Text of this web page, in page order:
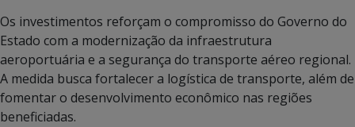
Os investimentos reforçam o compromisso do Governo do
Estado com a modernização da infraestrutura
aeroportuária e a segurança do transporte aéreo regional.
A medida busca fortalecer a logística de transporte, além de
fomentar o desenvolvimento econômico nas regiões
beneficiadas.